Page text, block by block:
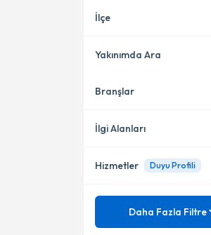
İlçe
Merkez
Yakınımda Ara
Konumuma yakın uzmanları
Branşlar
Fizyoterapi
İlgi Alanları
Ağrı
Hizmetler Duyu Profili
Mezuniyet
Daha Fazla Filtre